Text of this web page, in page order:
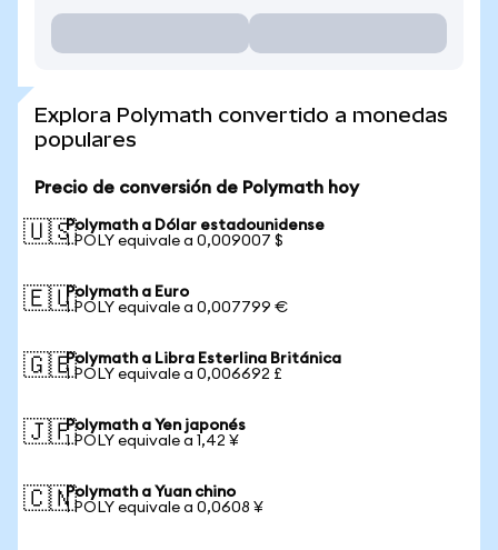
Explora Polymath convertido a monedas
populares
Precio de conversión de Polymath hoy
🇺🇸Polymath a Dólar estadounidense
1 POLY equivale a 0,009007 $
🇪🇺Polymath a Euro
1 POLY equivale a 0,007799 €
🇬🇧Polymath a Libra Esterlina Británica
1 POLY equivale a 0,006692 £
🇯🇵Polymath a Yen japonés
1 POLY equivale a 1,42 ¥
🇨🇳Polymath a Yuan chino
1 POLY equivale a 0,0608 ¥